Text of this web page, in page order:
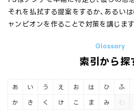
それを払拭する提案をするか、あるい
ャンピオンを作ることで対策を講じます
索引から探
あ い う え お
か き く け こ
は ひ ふ
ま み む